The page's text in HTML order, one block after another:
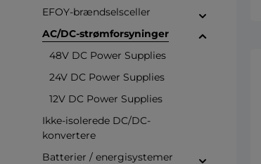
EFOY-brændselsceller
AC/DC-strømforsyninger
48V DC Power Supplies
24V DC Power Supplies
12V DC Power Supplies
Ikke-isolerede DC/DC-
konvertere
Batterier / energisystemer